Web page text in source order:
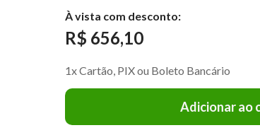
À vista com desconto:
R$ 656,10
1x Cartão, PIX ou Boleto Bancário
Adicionar ao